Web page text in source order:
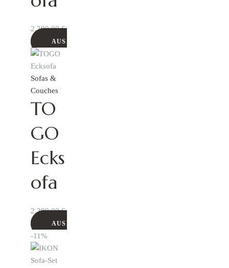
2.390,00€
AUSFÜHRUNG WÄHLEN
Sofas &
Couches
TO
GO
Ecks
ofa
2.390,00€
AUSFÜHRUNG WÄHLEN
-11%